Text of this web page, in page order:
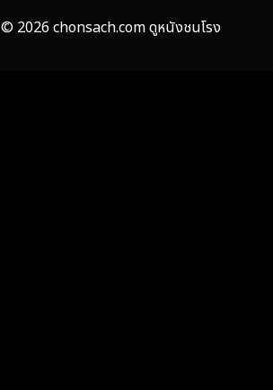
© 2026 chonsach.com ดูหนังชนโรง